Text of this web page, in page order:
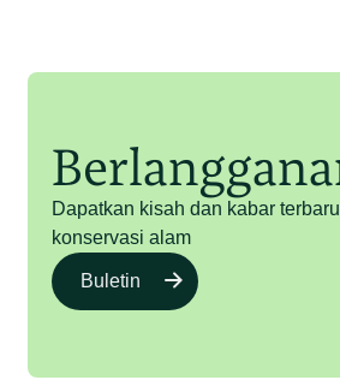
Dapatkan kisah dan kabar
konservasi alam
Buletin